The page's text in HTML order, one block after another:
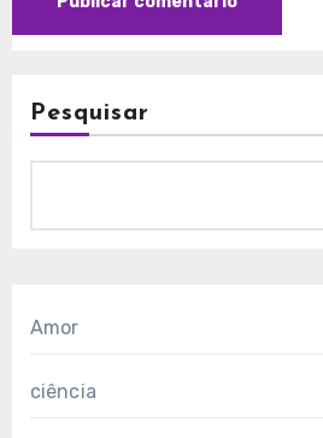
Pesquisar
Amor
ciência